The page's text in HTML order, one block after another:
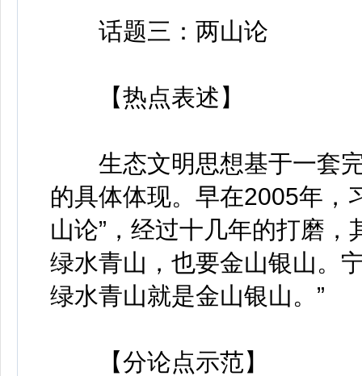
话题三：两山论
【热点表述】
生态文明思想基于一套完
的具体体现。早在2005年，
山论”，经过十几年的打磨
绿水青山，也要金山银山。
绿水青山就是金山银山。”
【分论点示范】